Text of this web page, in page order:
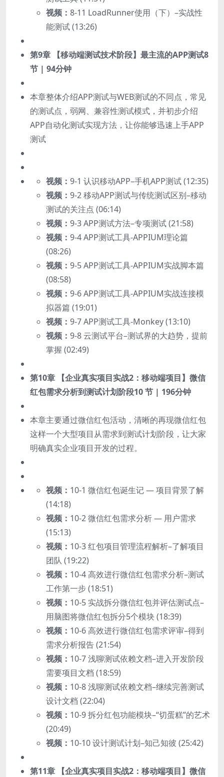
视频： 8-11 LoadRunner使用（下）–实战性
能测试 (13:26)
第9章 【移动端测试技术阶段】最主流的APP测试8
节 | 94分钟
本章整体介绍APP测试与WEB测试的不同点，常见
的测试点，弱网、兼容性测试模式，并初步介绍
APP自动化测试实现方法，让你能够迅速上手APP
测试
视频： 9-1 认识移动APP–手机APP测试 (12:35)
视频： 9-2 移动APP测试与传统测试区别–移动
测试的关注点 (06:14)
视频： 9-3 APP测试方法–专项测试 (21:58)
视频： 9-4 APP测试工具-APPIUM理论篇
(08:26)
视频： 9-5 APP测试工具-APPIUM实战脚本篇
(08:58)
视频： 9-6 APP测试工具-APPIUM实战连接模
拟器篇 (19:01)
视频： 9-7 APP测试工具-Monkey (13:10)
视频： 9-8 云测试平台–测试界的大趋势，提前
掌握 (02:49)
第10章 【企业真实项目实战2：移动端项目】微信
红包需求分析到测试计划阶段10 节 | 196分钟
本章主要通过微信红包活动，清晰的再现微信红包
这样一个大型项目从需求到测试计划阶段，让大家
明确真实企业项目开发的过程。
视频： 10-1 微信红包诞生记 — 项目背景了解
(14:18)
视频： 10-2 微信红包需求分析 — 用户需求
(15:13)
视频： 10-3 红包项目管理流程解析–了解项目
团队 (19:22)
视频： 10-4 高效进行微信红包需求分析–测试
工作第一步 (18:51)
视频： 10-5 实战拆分微信红包并评估测试点–
用脑图将微信红包拆分5个模块 (18:39)
视频： 10-6 高效进行微信红包需求评审–得到
需求分析报告 (21:54)
视频： 10-7 浅聊测试依赖文档–进入开发阶段
需要项目文档 (18:59)
视频： 10-8 浅聊测试依赖文档–继续完善测试
设计文档 (22:04)
视频： 10-9 拆分红包功能模块–“切蛋糕”的艺术
(20:49)
视频： 10-10 设计测试计划–知己知彼 (25:42)
第11章 【企业真实项目实战2：移动端项目】微信